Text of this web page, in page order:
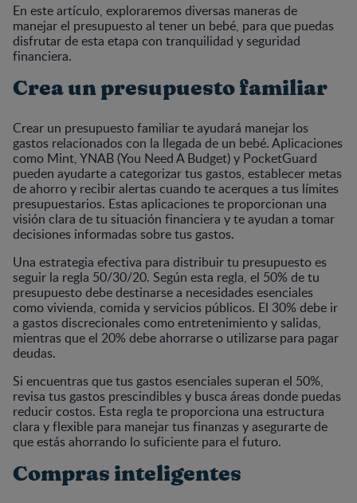
En este artículo, exploraremos diversas maneras de
manejar el presupuesto al tener un bebé, para que puedas
disfrutar de esta etapa con tranquilidad y seguridad
financiera.
Crea un presupuesto familiar
Crear un presupuesto familiar te ayudará manejar los
gastos relacionados con la llegada de un bebé. Aplicaciones
como Mint, YNAB (You Need A Budget) y PocketGuard
pueden ayudarte a categorizar tus gastos, establecer metas
de ahorro y recibir alertas cuando te acerques a tus límites
presupuestarios. Estas aplicaciones te proporcionan una
visión clara de tu situación financiera y te ayudan a tomar
decisiones informadas sobre tus gastos.
Una estrategia efectiva para distribuir tu presupuesto es
seguir la regla 50/30/20. Según esta regla, el 50% de tu
presupuesto debe destinarse a necesidades esenciales
como vivienda, comida y servicios públicos. El 30% debe ir
a gastos discrecionales como entretenimiento y salidas,
mientras que el 20% debe ahorrarse o utilizarse para pagar
deudas.
Si encuentras que tus gastos esenciales superan el 50%,
revisa tus gastos prescindibles y busca áreas donde puedas
reducir costos. Esta regla te proporciona una estructura
clara y flexible para manejar tus finanzas y asegurarte de
que estás ahorrando lo suficiente para el futuro.
Compras inteligentes